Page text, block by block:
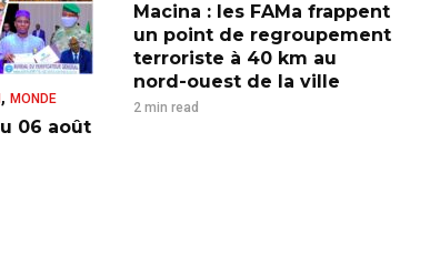
, MONDE
06 août
Macina : les FAMa frappent
un point de regroupement
terroriste à 40 km au
nord-ouest de la ville
2 min read